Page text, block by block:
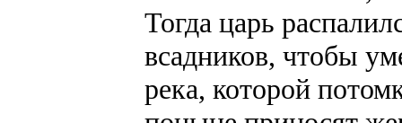
Тогда царь
всадников, чтобы
река, которой